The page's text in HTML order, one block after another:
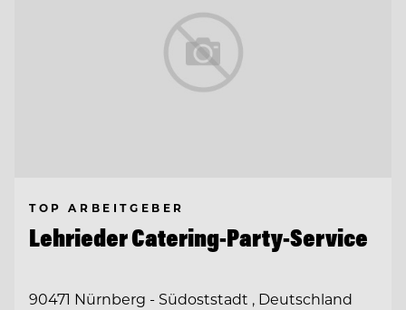
TOP ARBEITGEBER
Lehrieder Catering-Party-Service
90471 Nürnberg - Südoststadt , Deutschland